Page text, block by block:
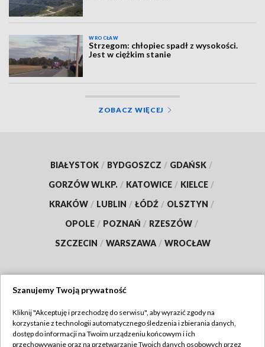
WROCŁAW
Strzegom: chłopiec spadł z wysokości.
Jest w ciężkim stanie
ZOBACZ WIĘCEJ
BIAŁYSTOK / BYDGOSZCZ / GDAŃSK /
GORZÓW WLKP. / KATOWICE / KIELCE /
KRAKÓW / LUBLIN / ŁÓDŹ / OLSZTYN /
OPOLE / POZNAŃ / RZESZÓW /
SZCZECIN / WARSZAWA / WROCŁAW
TVP
Szanujemy Twoją prywatność
Kliknij "Akceptuję i przechodzę do serwisu", aby wyrazić zgody na
korzystanie z technologii automatycznego śledzenia i zbierania danych,
dostęp do informacji na Twoim urządzeniu końcowym i ich
przechowywanie oraz na przetwarzanie Twoich danych osobowych przez